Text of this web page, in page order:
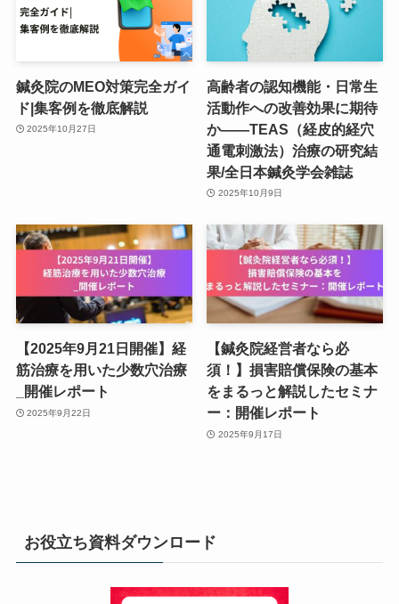
鍼灸院のMEO対策完全ガイ
ド|集客例を徹底解説
2025年10月27日
高齢者の認知機能・日常生
活動作への改善効果に期待
か――TEAS（経皮的経穴
通電刺激法）治療の研究結
果/全日本鍼灸学会雑誌
2025年10月9日
【2025年9月21日開催】経
筋治療を用いた少数穴治療
_開催レポート
2025年9月22日
【鍼灸院経営者なら必
須！】損害賠償保険の基本
をまるっと解説したセミナ
ー：開催レポート
2025年9月17日
お役立ち資料ダウンロード